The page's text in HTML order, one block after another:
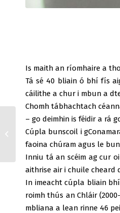
Is maith an ríomhaire a
Tá sé 40 bliain ó bhí fís
cáilithe a chur i mbun a
Chomh tábhachtach
– go deimhin is féidir a rá
Cúpla bunscoil i
faoina chúram agus le
Inniu tá an scéim ag cur
aithrise air i chuile cheard
In imeacht cúpla bliain
roimh thús an Chláir
mbliana a lean rinne 46
2026 League Fixtures
for our Senior Hurlers
and Footballers